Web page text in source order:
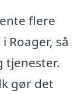
flere
Roager, så
tjenester.
gør det